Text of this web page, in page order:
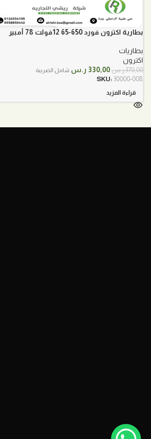
بطارية اكترون فورد 650-65 12فولت 78 أمبير
بطاريات
اكترون
370,00ر.س السعر
الأصلي
370,00 ر.س.
330,00 ر.س السعر
شامل الضريبة
SKU: 30000-008
قراءة المزيد